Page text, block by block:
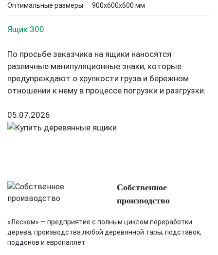
Оптимальные размеры 900х600х600 мм
Ящик 300
По просьбе заказчика на ящики наносятся
различные манипуляционные знаки, которые
предупреждают о хрупкости груза и бережном
отношении к нему в процессе погрузки и разгрузки.
05.07.2026
Собственное
производство
«Леском» — предприятие с полным циклом переработки
дерева, производства любой деревянной тары, подставок,
поддонов и европаллет